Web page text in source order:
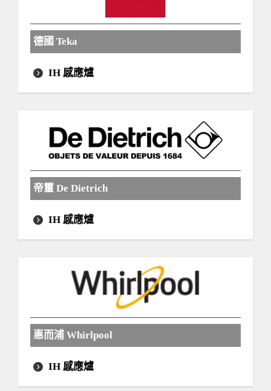
德國 Teka
IH 感應爐
帝璽 De Dietrich
IH 感應爐
惠而浦 Whirlpool
IH 感應爐